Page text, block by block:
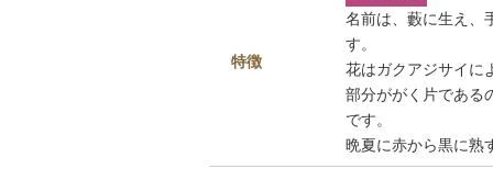
特徴
名前は、藪に生え、
す。
花はガクアジサイに
部分ががく片である
です。
晩夏に赤から黒に熟